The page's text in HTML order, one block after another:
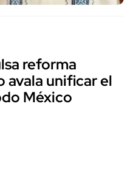
reforma
avala unificar el
México